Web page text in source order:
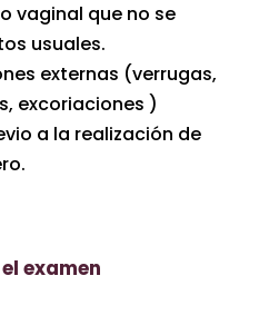
vaginal que no se
usuales.
externas (verrugas,
excoriaciones )
a la realización de
examen